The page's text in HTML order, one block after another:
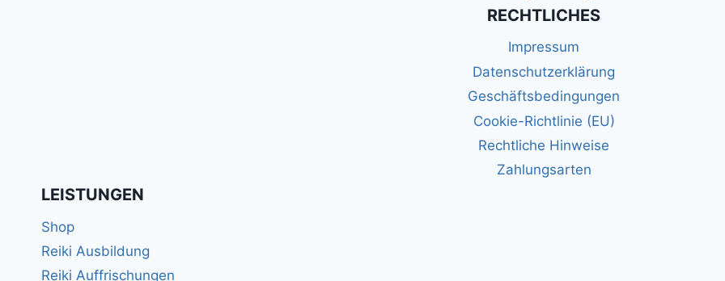
RECHTLICHES
Impressum
Datenschutzerklärung
Geschäftsbedingungen
Cookie-Richtlinie (EU)
Rechtliche Hinweise
Zahlungsarten
LEISTUNGEN
Shop
Reiki Ausbildung
Reiki Auffrischungen